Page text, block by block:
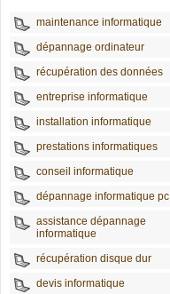
maintenance informatique
dépannage ordinateur
récupération des données
entreprise informatique
installation informatique
prestations informatiques
conseil informatique
dépannage informatique pc
assistance dépannage
informatique
récupération disque dur
devis informatique